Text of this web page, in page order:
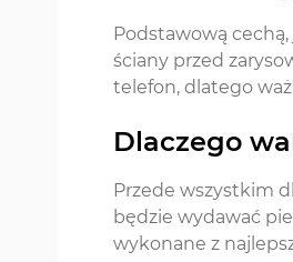
Podstawową
ściany przed
telefon, dlatego
Dlaczego
Przede wszystkim
będzie wydawać
wykonane z